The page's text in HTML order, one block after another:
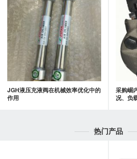
JGH液压充液阀在机械效率优化中的
作用
采购崛
况、负
热门产品